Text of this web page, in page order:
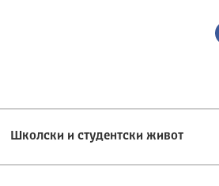
Школски и студентски живот